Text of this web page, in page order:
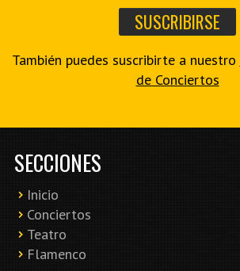
También puedes suscribirte a nuestro
de Conciertos
SECCIONES
Inicio
Conciertos
Teatro
Flamenco